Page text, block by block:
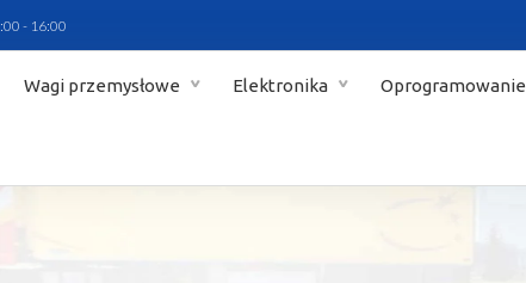
- 16:00
Wagi przemysłowe Elektronika Oprogramowanie